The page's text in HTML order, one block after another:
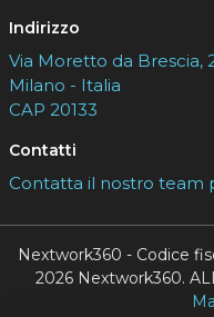
Indirizzo
Via Moretto da Brescia,
Milano - Italia
CAP 20133
Contatti
Contatta il nostro team
Nextwork360 - Codice
2026 Nextwork360.